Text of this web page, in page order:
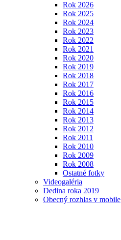
Rok 2026
Rok 2025
Rok 2024
Rok 2023
Rok 2022
Rok 2021
Rok 2020
Rok 2019
Rok 2018
Rok 2017
Rok 2016
Rok 2015
Rok 2014
Rok 2013
Rok 2012
Rok 2011
Rok 2010
Rok 2009
Rok 2008
Ostatné fotky
Videogaléria
Dedina roka 2019
Obecný rozhlas v mobile